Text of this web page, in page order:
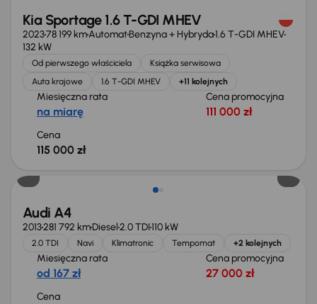
Kia Sportage 1.6 T-GDI MHEV
202378 199 kmAutomatBenzyna + Hybryda1.6 T-GDI MHEV
132 kW
Od pierwszego właściciela
Książka serwisowa
Auta krajowe
1.6 T-GDI MHEV +11 kolejnych
Miesięczna rata
na miarę
Cena promocyjna
111 000 zł
Cena
115 000 zł
Audi A4
2013281 792 kmDiesel2.0 TDI110 kW
2.0 TDI Navi Klimatronic Tempomat +2 kolejnych
Miesięczna rata
od 167 zł
Cena promocyjna
27 000 zł
Cena